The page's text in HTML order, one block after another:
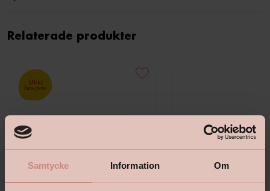
Samtycke Information Om
Relaterade produkter